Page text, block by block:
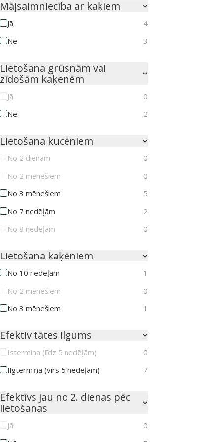
Mājsaimniecība ar kaķiem
Jā
4
Nē
3
Lietošana grūsnām vai
zīdošām kaķenēm
Jā
0
Nē
2
Lietošana kucēniem
No 2 dienām
0
No 2 mēnešiem
0
No 3 mēnešiem
5
No 7 nedēļām
2
No 8 nedēļām
0
Lietošana kaķēniem
No 10 nedēļām
1
No 2 mēnešiem
0
No 3 mēnešiem
1
Efektivitātes ilgums
Īstermiņa (līdz 5 nedēļām)
0
Ilgtermiņa (virs 5 nedēļām)
7
Efektīvs jau no 2. dienas pēc
lietošanas
Jā
0